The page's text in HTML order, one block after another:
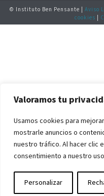
Valoramos tu
Usamos cookies para
mostrarle anuncios o
nuestro tráfico. Al hacer clic
consentimiento a nuestro
Personalizar
© Instituto Ben Pensante | Aviso
cookies |